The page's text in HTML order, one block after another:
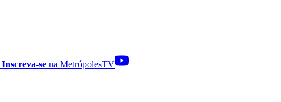
Inscreva-se na MetrópolesTV